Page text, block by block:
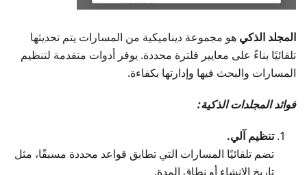
المجلد الذكي هو مجموعة ديناميكية من المسارات يتم تحديثها
تلقائيًا بناءً على معايير فلترة محددة. يوفر أدوات متقدمة لتنظيم
المسارات والبحث فيها وإدارتها بكفاءة.
فوائد المجلدات الذكية:
تنظيم آلي.
تضم تلقائيًا المسارات التي تطابق قواعد محددة مسبقًا، مثل
تاريخ الإنشاء أو نطاق المدة.